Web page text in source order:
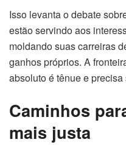
Isso levanta o debate
estão servindo aos
moldando suas carreiras
ganhos próprios. A
absoluto é tênue e
Caminhos
mais justa